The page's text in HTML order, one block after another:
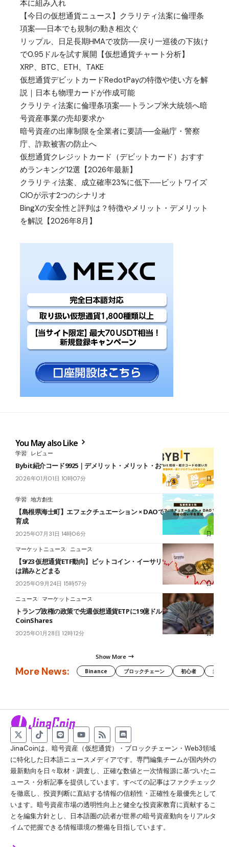
本に組み入れ
【今日の仮想通貨ニュース】クラリティ法案に倫理条
項案──日本でも規制の動き相次ぐ
リップル、日足長期HMAで攻防──戻り一巡後の下抜け
で0.95ドルを試す展開【仮想通貨チャート分析】
XRP、BTC、ETH、TAKE
仮想通貨デビットカードRedotPayの特徴や使い方を解
説｜日本も物理カードが作成可能
クラリティ法案に倫理条項案──トランプ米大統領へ暗
号資産事業の売却要求か
暗号資産の出庫制限を全業者に要請──金融庁・警察
庁、詐欺被害の防止へ
仮想通貨クレジットカード（デビットカード）おすす
めランキング12選【2026年最新】
クラリティ法案、成立確率23%に低下──ビットワイズ
CIOが示す2つのシナリオ
BingXの安全性と評判は？特徴やメリット・デメリット
を解説【2026年8月】
You May also Like
学習 レビュー
Bybit紹介コード9925｜デメリット・メリット・おすすめを解説
2026年01月01日 10時07分
学習 地方創生
【島根県海士町】エフェクチュエーション × DAOで地域の担い手を
育成
2025年07月31日 14時06分
マーケットニュース ニュース
【9/23 仮想通貨ETF動向】ビットコイン・イーサリアム流出、ソラナ
は踏みとどまる
2025年09月24日 15時57分
ニュース マーケットニュース
トランプ政権の政策で先週仮想通貨ETPに19億ドル流入＝
CoinShares
2025年01月28日 12時12分
Show More
More News: Binance ブロックチェーン 初心者 米国
JinaCoinは、暗号資産（仮想通貨）・ブロックチェーン・Web3領域
に特化した日本語ニュースメディアです。専門編集チームが国内外の
最新動向を日々取材・調査し、正確な数値と一次情報源に基づいたニ
ュース・分析記事を提供しています。すべての記事はファクチェック
を徹底し、投資判断に直結する情報の信頼性・正確性を最優先として
います。暗号資産市場の透明性向上と健全な投資家教育に貢献するこ
とを編集方針とし、日本語圏の読者が世界の暗号資産動向をリアルタ
イムで把握できる情報環境の整備を目指しています。